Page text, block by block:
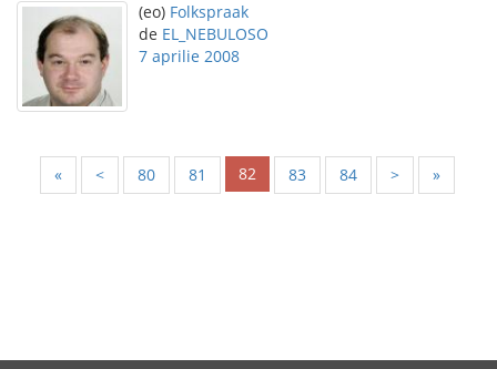
(eo) Folkspraak
de EL_NEBULOSO
7 aprilie 2008
« < 80 81 82 83 84 > »